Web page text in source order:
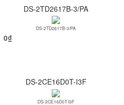
DS-2TD2617B-3/PA
DS-2TD2617B-3/PA
0₫
DS-2CE16D0T-I3F
DS-2CE16D0T-I3F